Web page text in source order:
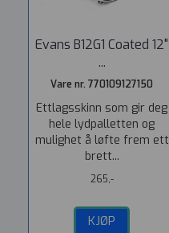
Evans B12G1 Coated 12"
...
Vare nr. 770109127150
Ettlagsskinn som gir deg
hele lydpalletten og
mulighet å løfte frem ett
brett...
265,-
KJØP